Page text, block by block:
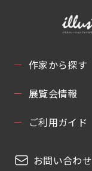
作家から探す
展覧会情報
ご利用ガイド
お問い合わせ